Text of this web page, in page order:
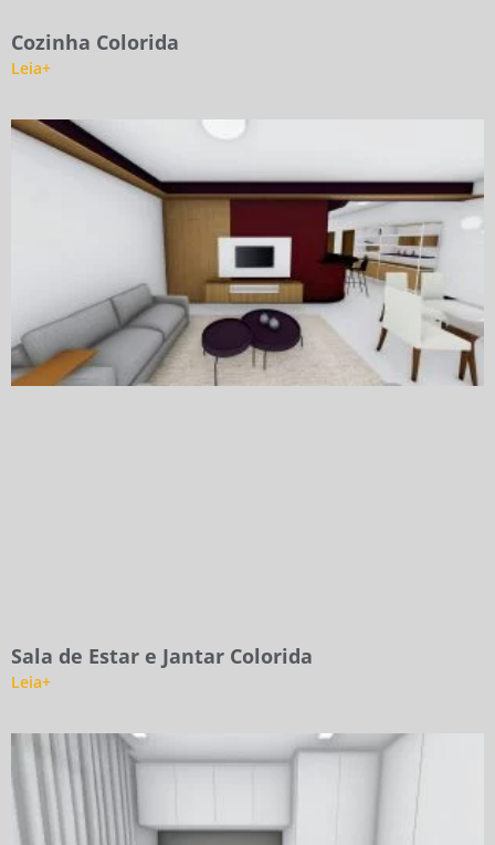
Cozinha Colorida
Leia+
Sala de Estar e Jantar Colorida
Leia+